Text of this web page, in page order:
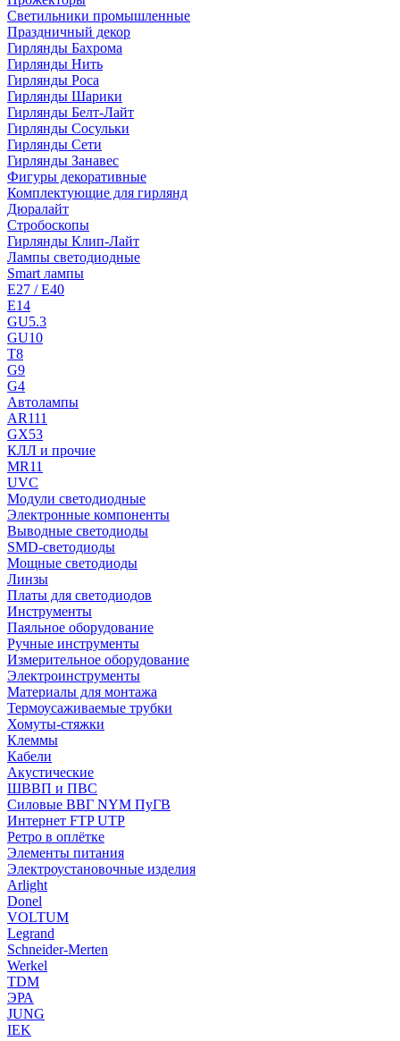
Светильники промышленные
Праздничный декор
Гирлянды Бахрома
Гирлянды Нить
Гирлянды Роса
Гирлянды Шарики
Гирлянды Белт-Лайт
Гирлянды Сосульки
Гирлянды Сети
Гирлянды Занавес
Фигуры декоративные
Комплектующие для гирлянд
Дюралайт
Стробоскопы
Гирлянды Клип-Лайт
Лампы светодиодные
Smart лампы
E27 / E40
E14
GU5.3
GU10
T8
G9
G4
Автолампы
AR111
GX53
КЛЛ и прочие
MR11
UVC
Модули светодиодные
Электронные компоненты
Выводные светодиоды
SMD-светодиоды
Мощные светодиоды
Линзы
Платы для светодиодов
Инструменты
Паяльное оборудование
Ручные инструменты
Измерительное оборудование
Электроинструменты
Материалы для монтажа
Термоусаживаемые трубки
Хомуты-стяжки
Клеммы
Кабели
Акустические
ШВВП и ПВС
Силовые ВВГ NYM ПуГВ
Интернет FTP UTP
Ретро в оплётке
Элементы питания
Электроустановочные изделия
Arlight
Donel
VOLTUM
Legrand
Schneider-Merten
Werkel
TDM
ЭРА
JUNG
IEK